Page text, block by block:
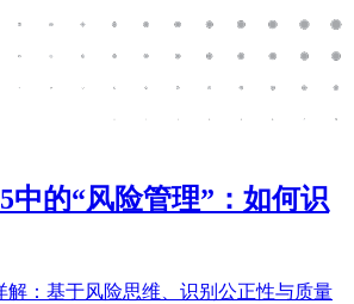
中的“风险管理”：如何识
解：基于风险思维、识别公正性与质量